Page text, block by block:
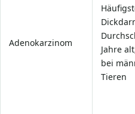
Adenokarzinom
Jahre
bei
Tieren